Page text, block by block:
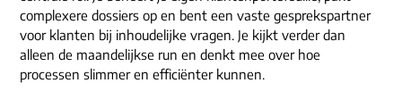
complexere dossiers op en bent een vaste gesprekspartner
voor klanten bij inhoudelijke vragen. Je kijkt verder dan
alleen de maandelijkse run en denkt mee over hoe
processen slimmer en efficiënter kunnen.